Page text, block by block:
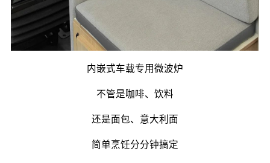
内嵌式车载专用微波炉
不管是咖啡、饮料
还是面包、意大利面
简单烹饪分分钟搞定